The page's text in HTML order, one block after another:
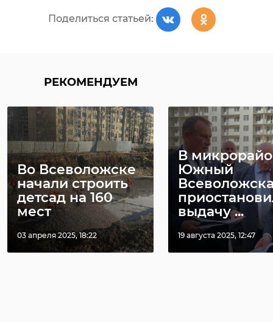
Поделиться статьей:
РЕКОМЕНДУЕМ
Во Всеволожске
начали строить
детсад на 160
мест
03 апреля 2025, 18:22
В
Южный
выдачу ...
19 августа 2025, 12:47